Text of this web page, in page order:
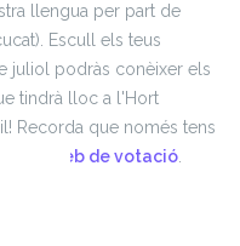
llengua per part de
Escull els teus
juliol podràs conèixer els
tindrà lloc a l'Hort
Recorda que només tens
web de votació.